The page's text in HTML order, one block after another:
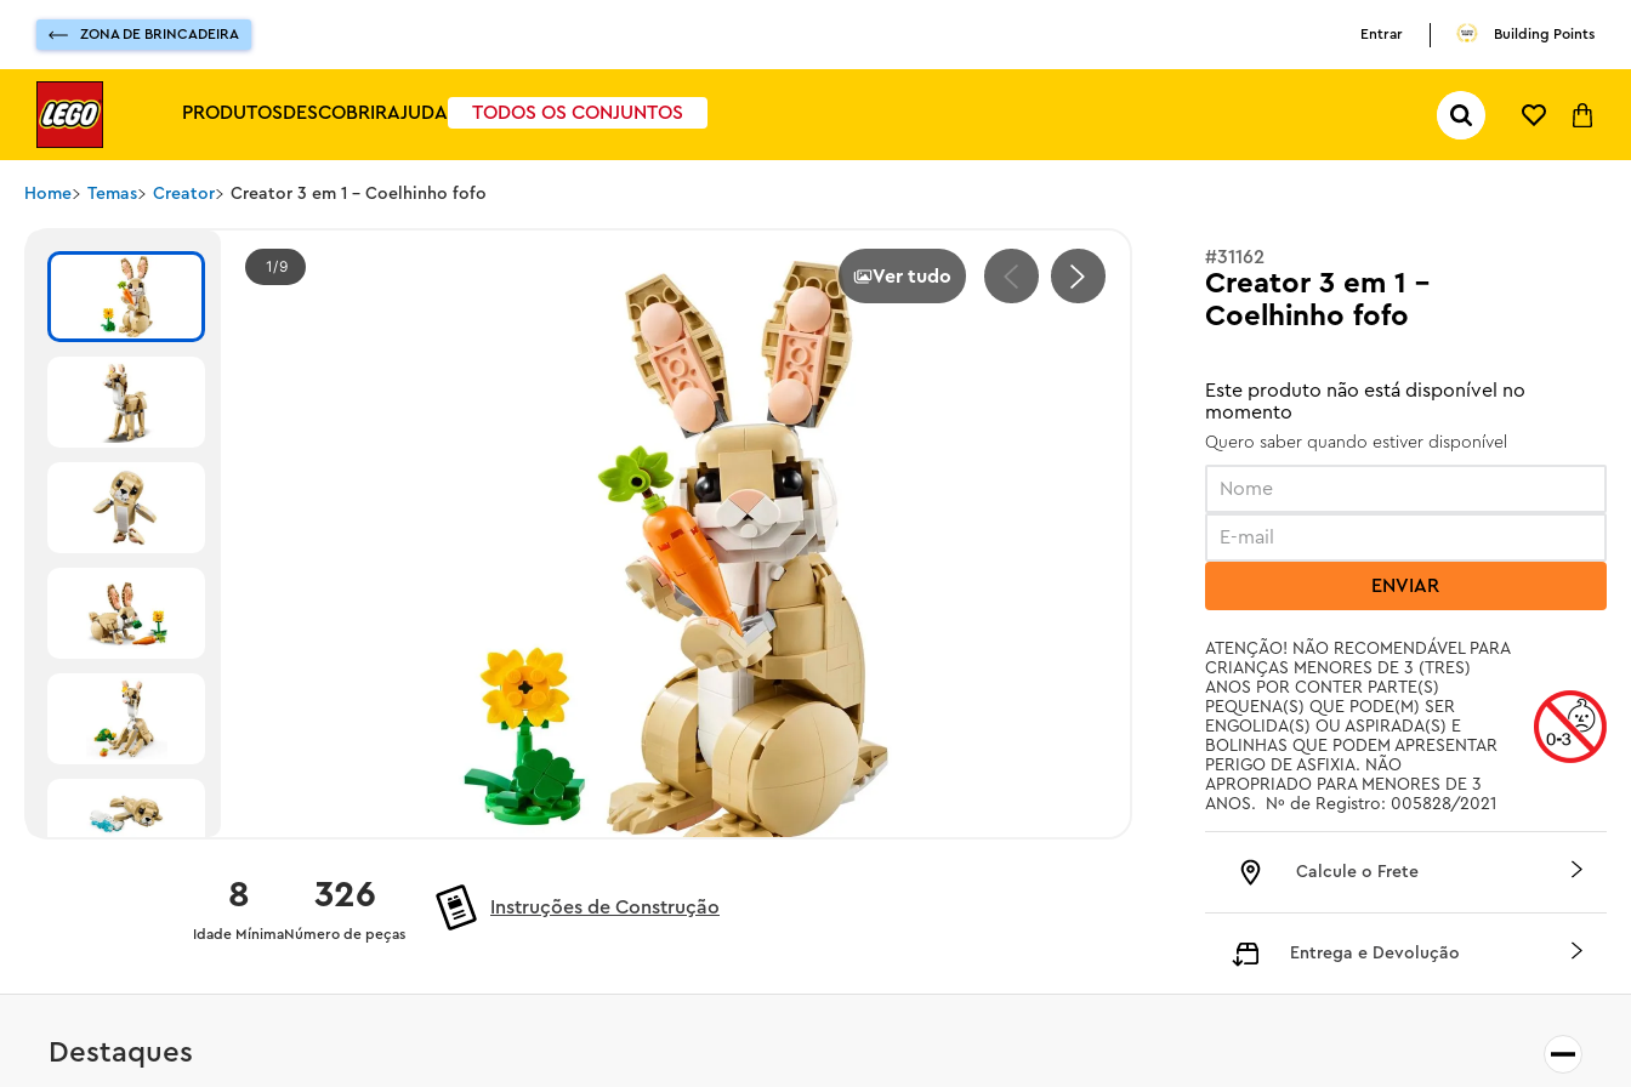
ZONA DE BRINCADEIRA Entrar Building Points
PRODUTOSDESCOBRIRAJUDA TODOS OS CONJUNTOS
Pesquisar...
Home Temas Creator Creator 3 em 1 - Coelhinho fofo
1 9 Ver tudo
326
Número de peças
8
Idade Mínima
Instruções de Construção
#31162
Creator 3 em 1 -
Coelhinho fofo
Este produto não está disponível no
momento
Quero saber quando estiver disponível
ENVIAR
ATENÇÃO! NÃO RECOMENDÁVEL PARA
CRIANÇAS MENORES DE 3 (TRES)
ANOS POR CONTER PARTE(S)
PEQUENA(S) QUE PODE(M) SER
ENGOLIDA(S) OU ASPIRADA(S) E
BOLINHAS QUE PODEM APRESENTAR
PERIGO DE ASFIXIA. NÃO
APROPRIADO PARA MENORES DE 3
ANOS.  Nº de Registro: 005828/2021
Calcule o Frete
Entrega e Devolução
Destaques
ferrari